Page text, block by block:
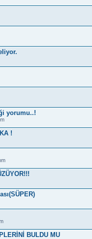
yorumu..!
!
BULDU MU